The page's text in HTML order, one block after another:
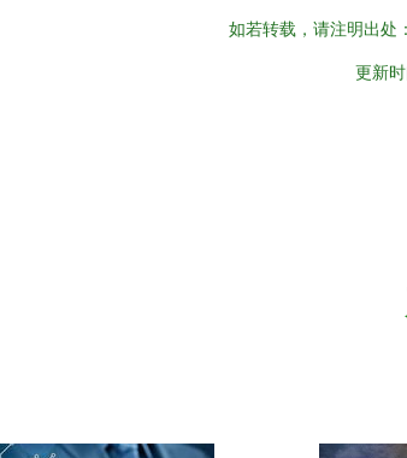
如若转载，请注明出
更新